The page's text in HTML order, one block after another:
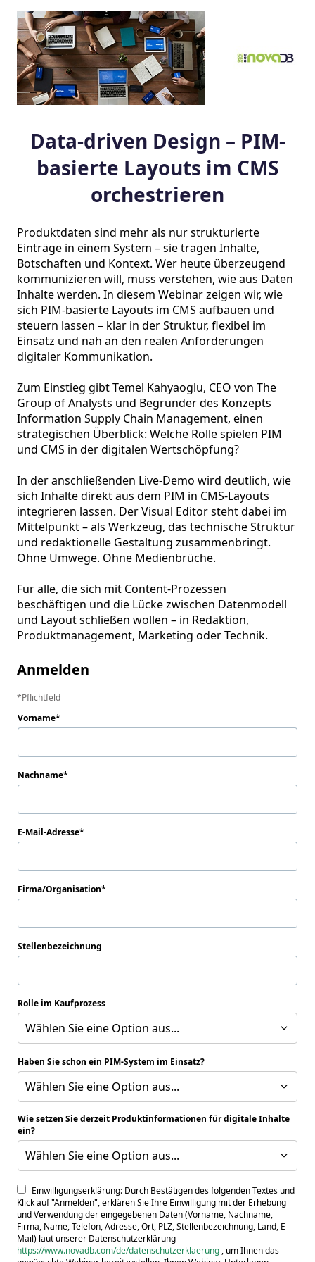
Data-driven Design – PIM-
basierte Layouts im CMS
orchestrieren
Produktdaten sind mehr als nur strukturierte
Einträge in einem System – sie tragen Inhalte,
Botschaften und Kontext. Wer heute überzeugend
kommunizieren will, muss verstehen, wie aus Daten
Inhalte werden. In diesem Webinar zeigen wir, wie
sich PIM-basierte Layouts im CMS aufbauen und
steuern lassen – klar in der Struktur, flexibel im
Einsatz und nah an den realen Anforderungen
digitaler Kommunikation.
Zum Einstieg gibt Temel Kahyaoglu, CEO von The
Group of Analysts und Begründer des Konzepts
Information Supply Chain Management, einen
strategischen Überblick: Welche Rolle spielen PIM
und CMS in der digitalen Wertschöpfung?
In der anschließenden Live-Demo wird deutlich, wie
sich Inhalte direkt aus dem PIM in CMS-Layouts
integrieren lassen. Der Visual Editor steht dabei im
Mittelpunkt – als Werkzeug, das technische Struktur
und redaktionelle Gestaltung zusammenbringt.
Ohne Umwege. Ohne Medienbrüche.
Für alle, die sich mit Content-Prozessen
beschäftigen und die Lücke zwischen Datenmodell
und Layout schließen wollen – in Redaktion,
Anmelden
Pflichtfeld
Vorname
Nachname
E-Mail-Adresse
Firma/Organisation
Stellenbezeichnung
Rolle im Kaufprozess
Wählen Sie eine Option aus...
Haben Sie schon ein PIM-System im Einsatz?
Wählen Sie eine Option aus...
Wie setzen Sie derzeit Produktinformationen für digitale Inhalte
ein?
Wählen Sie eine Option aus...
Einwilligungserklärung: Durch Bestätigen des folgenden Textes und
Klick auf "Anmelden", erklären Sie Ihre Einwilligung mit der Erhebung
und Verwendung der eingegebenen Daten (Vorname, Nachname,
Firma, Name, Telefon, Adresse, Ort, PLZ, Stellenbezeichnung, Land, E-
Mail) laut unserer Datenschutzerklärung
https://www.novadb.com/de/datenschutzerklaerung , um Ihnen das